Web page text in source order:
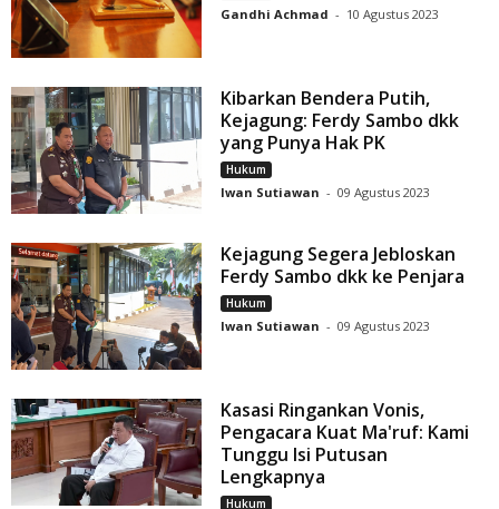
Gandhi Achmad - 10 Agustus 2023
Kibarkan Bendera Putih,
Kejagung: Ferdy Sambo dkk
yang Punya Hak PK
Hukum
Iwan Sutiawan - 09 Agustus 2023
Kejagung Segera Jebloskan
Ferdy Sambo dkk ke Penjara
Hukum
Iwan Sutiawan - 09 Agustus 2023
Kasasi Ringankan Vonis,
Pengacara Kuat Ma'ruf: Kami
Tunggu Isi Putusan
Lengkapnya
Hukum